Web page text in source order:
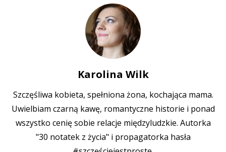
Karolina Wilk
Szczęśliwa kobieta, spełniona żona, kochająca mama.
Uwielbiam czarną kawę, romantyczne historie i ponad
wszystko cenię sobie relacje międzyludzkie. Autorka
"30 notatek z życia" i propagatorka hasła